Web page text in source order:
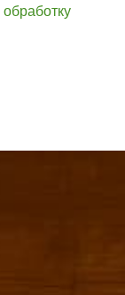
обработку